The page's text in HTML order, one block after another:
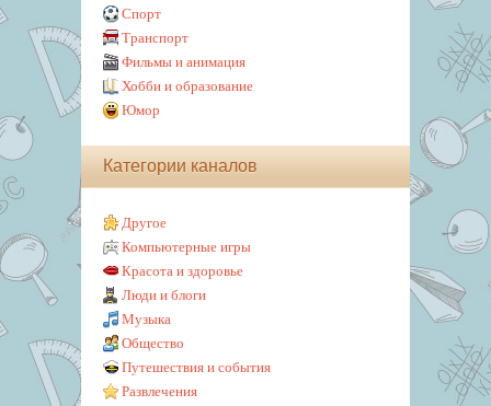
Спорт
Транспорт
Фильмы и анимация
Хобби и образование
Юмор
Категории каналов
Другое
Компьютерные игры
Красота и здоровье
Люди и блоги
Музыка
Общество
Путешествия и события
Развлечения